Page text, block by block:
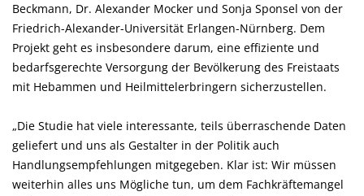
Beckmann, Dr. Alexander Mocker und Sonja Sponsel von der
Friedrich-Alexander-Universität Erlangen-Nürnberg. Dem
Projekt geht es insbesondere darum, eine effiziente und
bedarfsgerechte Versorgung der Bevölkerung des Freistaats
mit Hebammen und Heilmittelerbringern sicherzustellen.
Die Studie hat viele interessante, teils überraschende Daten
geliefert und uns als Gestalter in der Politik auch
Handlungsempfehlungen mitgegeben. Klar ist: Wir müssen
weiterhin alles uns Mögliche tun, um dem Fachkräftemangel